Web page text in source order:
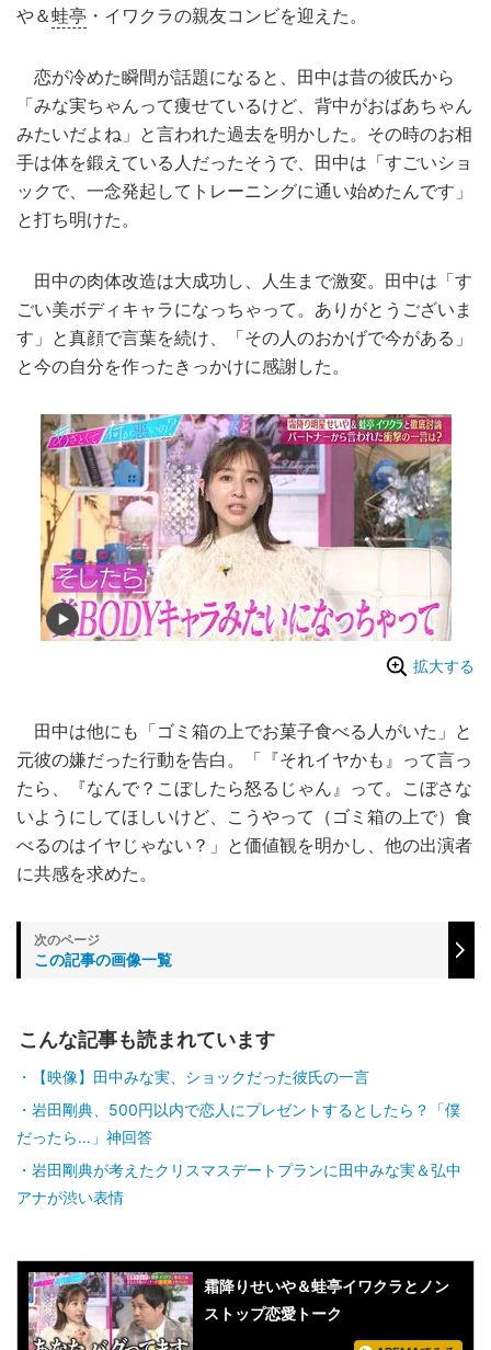
や＆蛙亭 ・イワクラの親友コンビを迎えた。
恋が冷めた瞬間が話題になると、田中は昔の彼氏から
「みな実ちゃんって痩せているけど、背中がおばあちゃん
みたいだよね」と言われた過去を明かした。その時のお相
手は体を鍛えている人だったそうで、田中は「すごいショ
ックで、一念発起してトレーニングに通い始めたんです」
と打ち明けた。
田中の肉体改造は大成功し、人生まで激変。田中は「す
ごい美ボディキャラになっちゃって。ありがとうございま
す」と真顔で言葉を続け、「その人のおかげで今がある」
と今の自分を作ったきっかけに感謝した。
拡大する
田中は他にも「ゴミ箱の上でお菓子食べる人がいた」と
元彼の嫌だった行動を告白。「『それイヤかも』って言っ
たら、『なんで？こぼしたら怒るじゃん』って。こぼさな
いようにしてほしいけど、こうやって（ゴミ箱の上で）食
べるのはイヤじゃない？」と価値観を明かし、他の出演者
に共感を求めた。
この記事の画像一覧
こんな記事も読まれています
【映像】田中みな実、ショックだった彼氏の一言
岩田剛典、500円以内で恋人にプレゼントするとしたら？「僕
だったら…」神回答
岩田剛典が考えたクリスマスデートプランに田中みな実＆弘中
アナが渋い表情
霜降りせいや＆蛙亭イワクラとノン
ストップ恋愛トーク